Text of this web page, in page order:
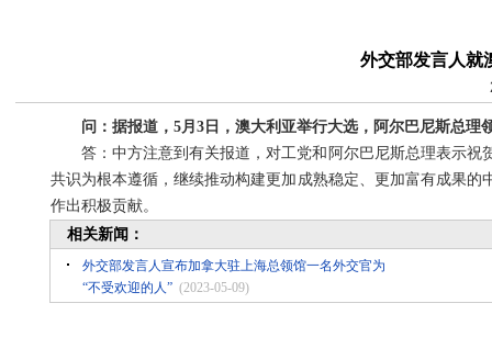
外交部发言人就
问：据报道，5月3日，澳大利亚举行大选，阿尔巴尼斯总
答：中方注意到有关报道，对工党和阿尔巴尼斯总理表示
共识为根本遵循，继续推动构建更加成熟稳定、更加富有成果
作出积极贡献。
相关新闻：
外交部发言人宣布加拿大驻上海总领馆一名外交官为
“不受欢迎的人” (2023-05-09)